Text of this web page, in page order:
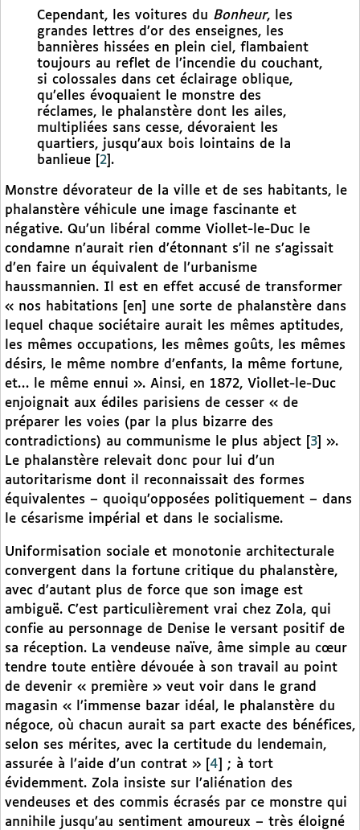
Cependant, les voitures du Bonheur, les
grandes lettres d’or des enseignes, les
bannières hissées en plein ciel, flambaient
toujours au reflet de l’incendie du couchant,
si colossales dans cet éclairage oblique,
qu’elles évoquaient le monstre des
réclames, le phalanstère dont les ailes,
multipliées sans cesse, dévoraient les
quartiers, jusqu’aux bois lointains de la
banlieue
2 .
Monstre dévorateur de la ville et de ses habitants, le
phalanstère véhicule une image fascinante et
négative. Qu’un libéral comme Viollet-le-Duc le
condamne n’aurait rien d’étonnant s’il ne s’agissait
d’en faire un équivalent de l’urbanisme
haussmannien. Il est en effet accusé de transformer
« nos habitations [en] une sorte de phalanstère dans
lequel chaque sociétaire aurait les mêmes aptitudes,
les mêmes occupations, les mêmes goûts, les mêmes
désirs, le même nombre d’enfants, la même fortune,
et… le même ennui ». Ainsi, en 1872, Viollet-le-Duc
enjoignait aux édiles parisiens de cesser « de
préparer les voies (par la plus bizarre des
contradictions) au communisme le plus abject
3
».
Le phalanstère relevait donc pour lui d’un
autoritarisme dont il reconnaissait des formes
équivalentes – quoiqu’opposées politiquement – dans
le césarisme impérial et dans le socialisme.
Uniformisation sociale et monotonie architecturale
convergent dans la fortune critique du phalanstère,
avec d’autant plus de force que son image est
ambiguë. C’est particulièrement vrai chez Zola, qui
confie au personnage de Denise le versant positif de
sa réception. La vendeuse naïve, âme simple au cœur
tendre toute entière dévouée à son travail au point
de devenir « première » veut voir dans le grand
magasin « l’immense bazar idéal, le phalanstère du
négoce, où chacun aurait sa part exacte des bénéfices,
selon ses mérites, avec la certitude du lendemain,
assurée à l’aide d’un contrat »
4
; à tort
évidemment. Zola insiste sur l’aliénation des
vendeuses et des commis écrasés par ce monstre qui
annihile jusqu’au sentiment amoureux – très éloigné